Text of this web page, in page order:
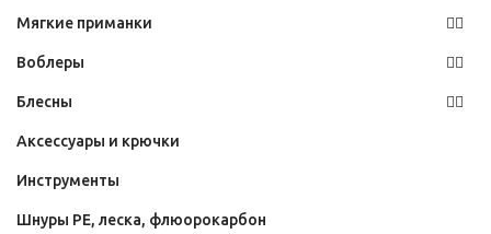
Мягкие приманки
Воблеры
Блесны
Аксессуары и крючки
Инструменты
Шнуры PE, леска, флюорокарбон